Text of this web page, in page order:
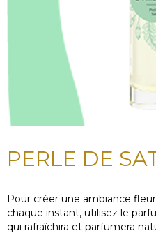
PERLE DE
Pour créer une ambiance
chaque instant, utilisez le
qui rafraîchira et parfumera